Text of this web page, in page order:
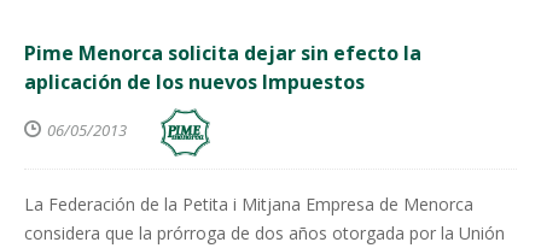
Pime Menorca solicita dejar sin efecto la
aplicación de los nuevos Impuestos
06/05/2013
La Federación de la Petita i Mitjana Empresa de Menorca
considera que la prórroga de dos años otorgada por la Unión